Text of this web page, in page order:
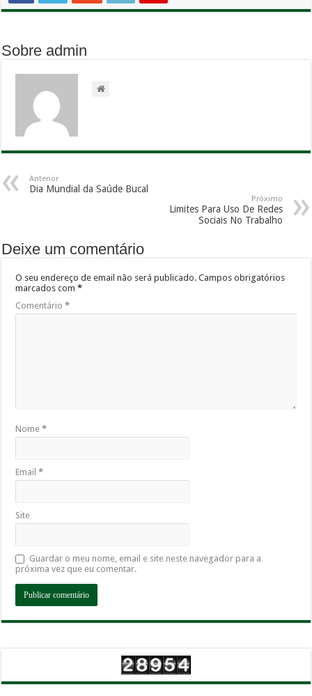
Sobre admin
Anterior
Dia Mundial da Saúde Bucal
Próximo
Limites Para Uso De Redes
Sociais No Trabalho
Deixe um comentário
O seu endereço de email não será publicado. Campos obrigatórios
marcados com*
Comentário*
Nome*
Email*
Site
Guardar o meu nome, email e site neste navegador para a
próxima vez que eu comentar.